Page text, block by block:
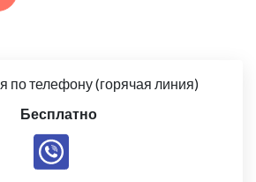
по телефону (горячая линия)
Бесплатно